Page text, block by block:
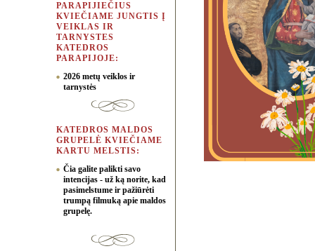
PARAPIJIEČIUS
KVIEČIAME JUNGTIS Į
VEIKLAS IR
TARNYSTES
KATEDROS
PARAPIJOJE:
2026 metų veiklos ir
tarnystės
KATEDROS MALDOS
GRUPELĖ KVIEČIAME
KARTU MELSTIS:
Čia galite palikti savo
intencijas - už ką norite, kad
pasimelstume ir pažiūrėti
trumpą filmuką apie maldos
grupelę.